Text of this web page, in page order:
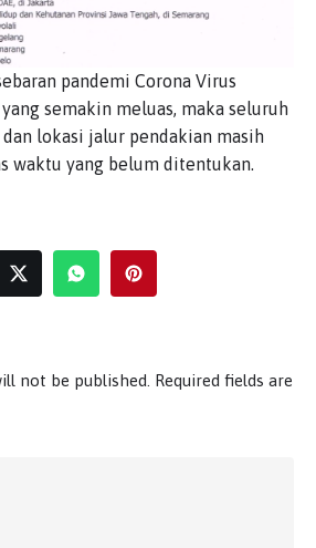
pandemi Corona Virus
yang semakin meluas, maka seluruh
lokasi jalur pendakian masih
waktu yang belum ditentukan.
not be published. Required fields are